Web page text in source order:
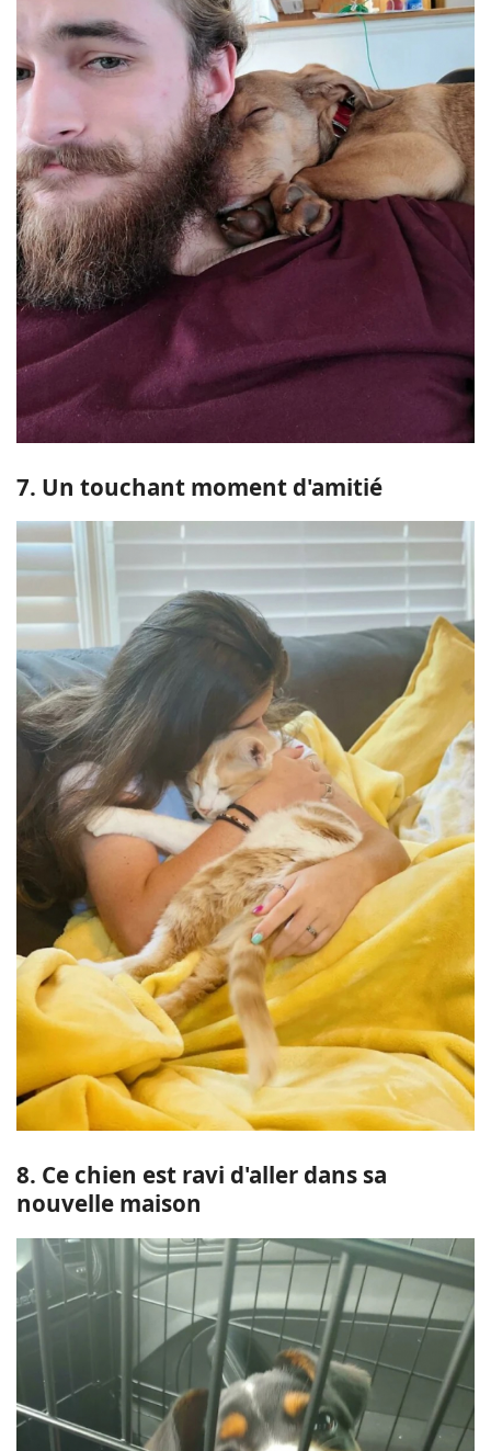
7. Un touchant moment d'amitié
8. Ce chien est ravi d'aller dans sa
nouvelle maison